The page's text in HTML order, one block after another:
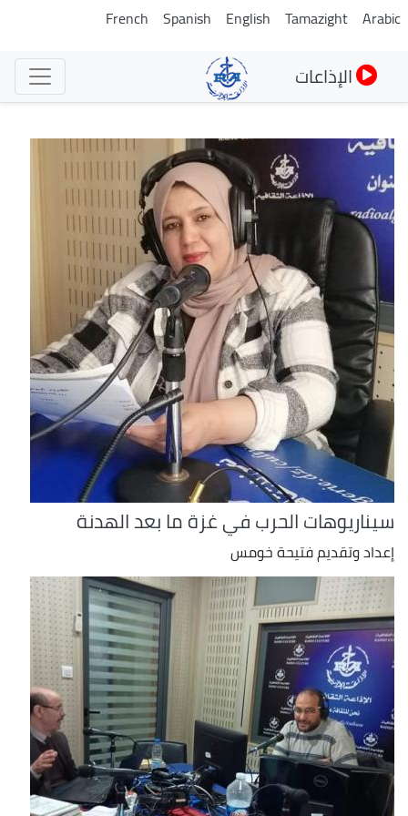
تجاوز
Arabic
Tamazight
English
Spanish
French
الإذاعات
سيناريوهات الحرب في غزة ما بعد الهدنة
إعداد وتقديم فتيحة خومس